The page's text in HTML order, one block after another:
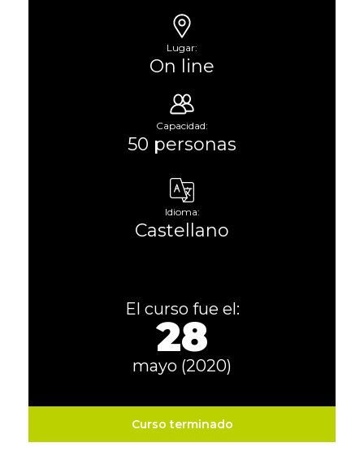
Lugar:
On line
Capacidad:
50 personas
Idioma:
Castellano
El curso fue el:
28
mayo (2020)
Curso terminado